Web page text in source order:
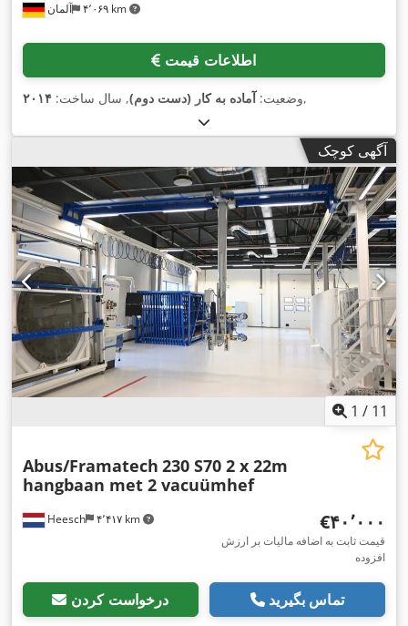
آلمان ۴٬۰۶۹ km
اطلاعات قیمت
وضعیت: آماده به کار (دست دوم), سال ساخت: ۲۰۱۴ ,
آگهی کوچک
1 / 11
Heesch ۴٬۴۱۷ km
Abus/Framatech 230 S70 2 x 22m
hangbaan met 2 vacuümhef
‎€۴۰٬۰۰۰
قیمت ثابت به اضافه مالیات بر ارزش
افزوده
درخواست کردن تماس بگیرید